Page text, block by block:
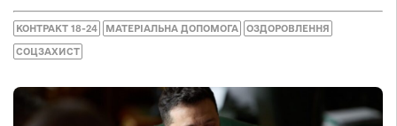
КОНТРАКТ 18-24 МАТЕРІАЛЬНА ДОПОМОГА ОЗДОРОВЛЕННЯ
СОЦЗАХИСТ